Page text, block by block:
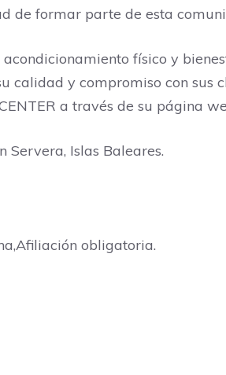
de formar parte de esta
acondicionamiento físico y
calidad y compromiso con
a través de su página
Servera, Islas Baleares.
obligatoria.